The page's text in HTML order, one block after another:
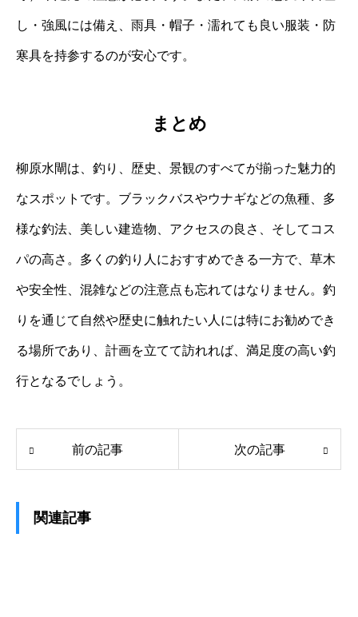
し・強風には備え、雨具・帽子・濡れても良い服装・防
寒具を持参するのが安心です。
まとめ
柳原水閘は、釣り、歴史、景観のすべてが揃った魅力的
なスポットです。ブラックバスやウナギなどの魚種、多
様な釣法、美しい建造物、アクセスの良さ、そしてコス
パの高さ。多くの釣り人におすすめできる一方で、草木
や安全性、混雑などの注意点も忘れてはなりません。釣
りを通じて自然や歴史に触れたい人には特にお勧めでき
る場所であり、計画を立てて訪れれば、満足度の高い釣
行となるでしょう。
前の記事 次の記事
関連記事